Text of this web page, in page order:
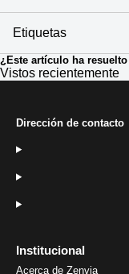
Etiquetas
¿Este artículo ha
Vistos recientemente
Institucional
Acerca de Zenvia
Dirección de contacto